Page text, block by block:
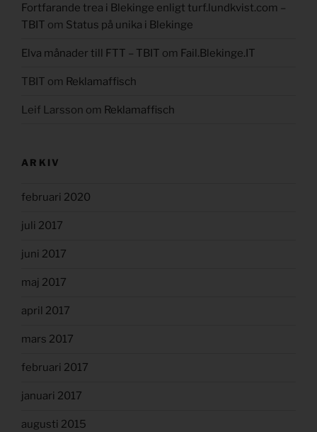
Fortfarande trea i Blekinge enligt turf.lundkvist.com –
TBIT om Status på unika i Blekinge
Elva månader till FTT – TBIT om Fail.Blekinge.IT
TBIT om Reklamaffisch
Leif Larsson om Reklamaffisch
ARKIV
februari 2020
juli 2017
juni 2017
maj 2017
april 2017
mars 2017
februari 2017
januari 2017
augusti 2015